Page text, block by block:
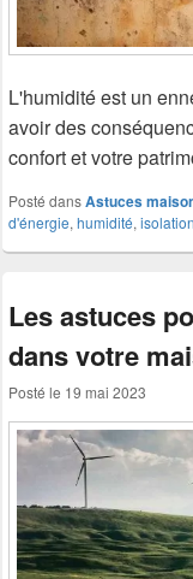
L'humidité est un
avoir des
confort et votre
Posté dansAstuces
d'énergie, humidité, isolation
Les astuces
dans votre
Posté le 19 mai 2023